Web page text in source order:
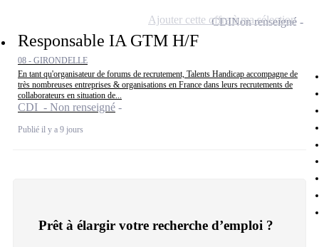
Responsable IA GTM H/F
08 - GIRONDELLE
En tant qu'organisateur de forums de recrutement, Talents Handicap accompagne de
très nombreuses entreprises & organisations en France dans leurs recrutements de
collaborateurs en situation de...
CDI - Non renseigné
Publié il y a 9 jours
CDINon renseigné
Ajouter cette offre à ma sélection
Prêt à élargir votre recherche d’emploi ?